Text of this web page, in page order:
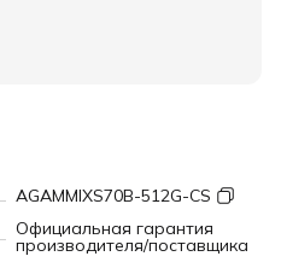
AGAMMIXS70B-512G-CS
Официальная гарантия
производителя/поставщика